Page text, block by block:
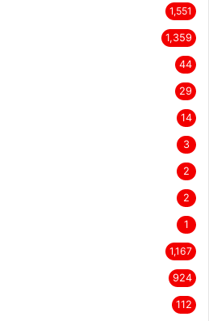
1,551
1,359
44
29
14
3
2
2
1
1,167
924
112